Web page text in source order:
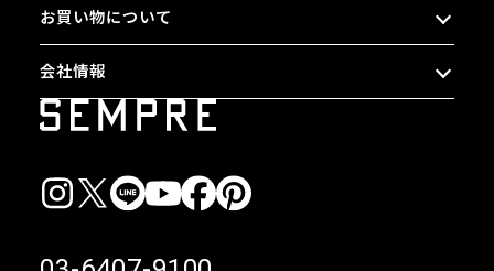
お買い物について
会社情報